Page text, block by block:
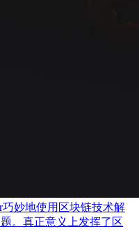
巧妙地使用区块链技术解
。真正意义上发挥了区